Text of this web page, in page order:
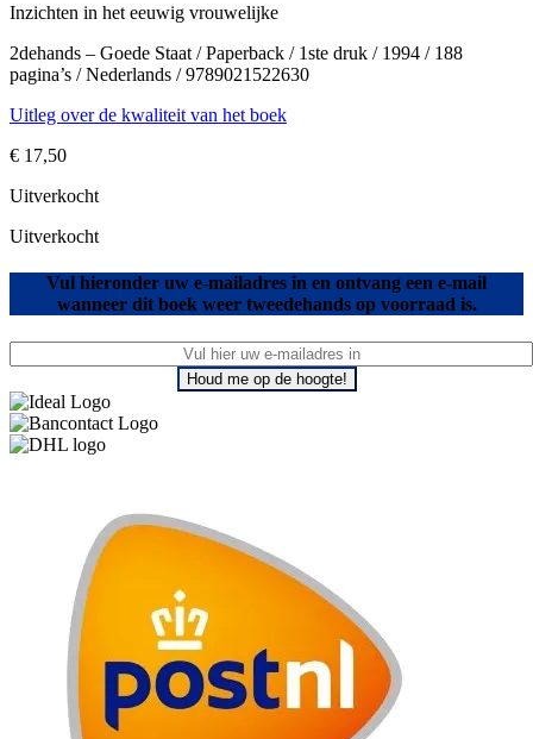
Inzichten in het eeuwig vrouwelijke
2dehands – Goede Staat / Paperback / 1ste druk / 1994 / 188
pagina’s / Nederlands / 9789021522630
Uitleg over de kwaliteit van het boek
€ 17,50
Uitverkocht
Uitverkocht
Vul hieronder uw e-mailadres in en ontvang een e-mail
wanneer dit boek weer tweedehands op voorraad is.
Houd me op de hoogte!